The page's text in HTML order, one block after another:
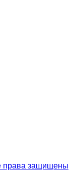
защищены